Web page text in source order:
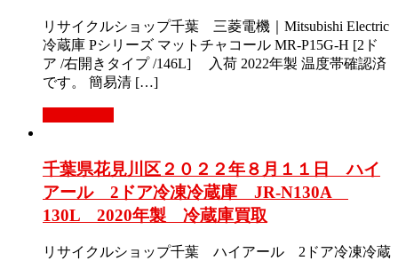
リサイクルショップ千葉 三菱電機｜Mitsubishi Electric
冷蔵庫 Pシリーズ マットチャコール MR-P15G-H [2ド
ア /右開きタイプ /146L] 入荷 2022年製 温度帯確認済
です。 簡易清 […]
千葉県花見川区２０２２年８月１１日 ハイ
アール 2ドア冷凍冷蔵庫 JR-N130A
130L 2020年製 冷蔵庫買取
リサイクルショップ千葉 ハイアール 2ドア冷凍冷蔵